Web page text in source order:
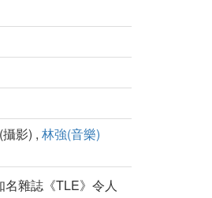
影) , 林強(音樂)
雜誌《TLE》令人